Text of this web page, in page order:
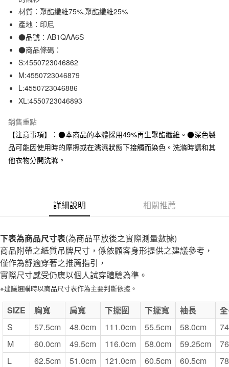
合作金庫商業銀行
第一商業銀行
華南商業銀行
上海商業儲蓄銀行
臺灣中小企業銀行
匯豐（台灣）商業銀行
聯邦商業銀行
元大商業銀行
玉山商業銀行
台灣樂天信用卡公司
超商取貨付款
LINE Pay
Apple Pay
街口支付
悠遊付
全家取貨付款
每筆NT$65，滿NT$1,000(含以上)免運費
付款後全家取貨
每筆NT$65，滿NT$1,000(含以上)免運費
每筆NT$65，滿NT$1,000(含以上)免運費
宅配
每筆NT$150，滿NT$2,000(含以上)免運費
免運費
材質：聚酯纖維75%,聚酯纖維25%
產地：印尼
●品號：AB1QAA6S
●商品條碼：
S:4550723046862
M:4550723046879
L:4550723046886
XL:4550723046893
銷售重點
【注意事項】：●本商品的本體採用49%再生聚酯纖維。●深色製
品可能因使用時的摩擦或在濡濕狀態下接觸而染色。洗滌時請和其
他衣物分開洗滌。
詳細說明 相關推薦
下表為商品尺寸表(為商品平放後之實際測量數據)
商品附帶之紙質吊牌尺寸，係依顧客身形提供之建議參考，
僅作為舒適穿著之推薦指引，
實際尺寸感受仍應以個人試穿體驗為準。
※建議選購時以商品尺寸表作為主要判斷依據。
SIZE 胸寬 肩寬 下擺圍 下擺寬 袖長
S
57.5cm 48.0cm 111.0cm 55.5cm 58.0cm
M
60.0cm 49.5cm 116.0cm 58.0cm 59.25cm
L
62.5cm 51.0cm 121.0cm 60.5cm 60.5cm